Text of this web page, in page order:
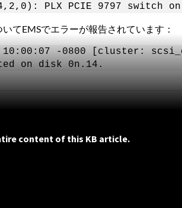
PLX PCIE 9797 switch
てEMSでエラーが報告されています：
10:00:07 -0800 [cluster:
on disk 0n.14.
content of this KB article.